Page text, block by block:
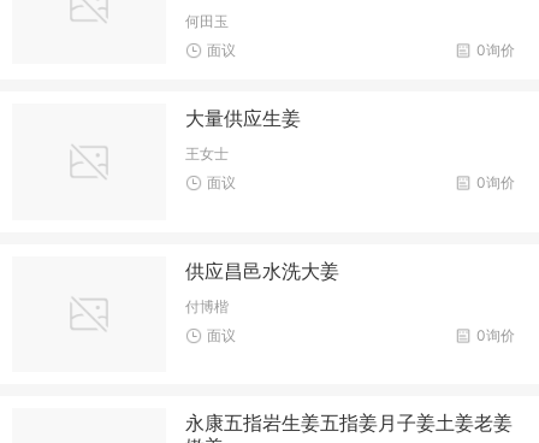
何田玉
0询价
面议
大量供应生姜
王女士
0询价
面议
供应昌邑水洗大姜
付博楷
0询价
面议
永康五指岩生姜五指姜月子姜土姜老姜